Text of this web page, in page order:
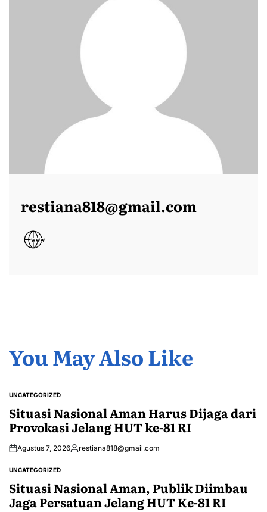
restiana818@gmail.com
You May Also Like
POSTED
UNCATEGORIZED
Situasi Nasional Aman Harus Dijaga dari
Provokasi Jelang HUT ke-81 RI
Agustus 7, 2026Posted
restiana818@gmail.com
POSTED
UNCATEGORIZED
Situasi Nasional Aman, Publik Diimbau
Jaga Persatuan Jelang HUT Ke-81 RI